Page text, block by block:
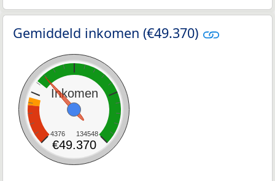
Gemiddeld inkomen (€49.370)
Inkomen
4376 134548
€49.370